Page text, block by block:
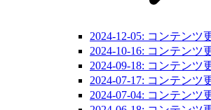
2024-12-05: コンテンツ
2024-10-16: コンテンツ
2024-09-18: コンテンツ
2024-07-17: コンテンツ
2024-07-04: コンテンツ